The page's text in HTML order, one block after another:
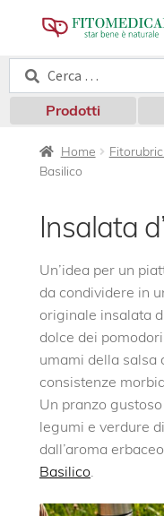
Cerca:
Cerca
Prodotti
Home
Basilico
Insalata
Un’idea per un
da condividere in
originale insalata
dolce dei
umami della salsa
consistenze
Un pranzo
legumi e verdure
dall’aroma
Basilico.